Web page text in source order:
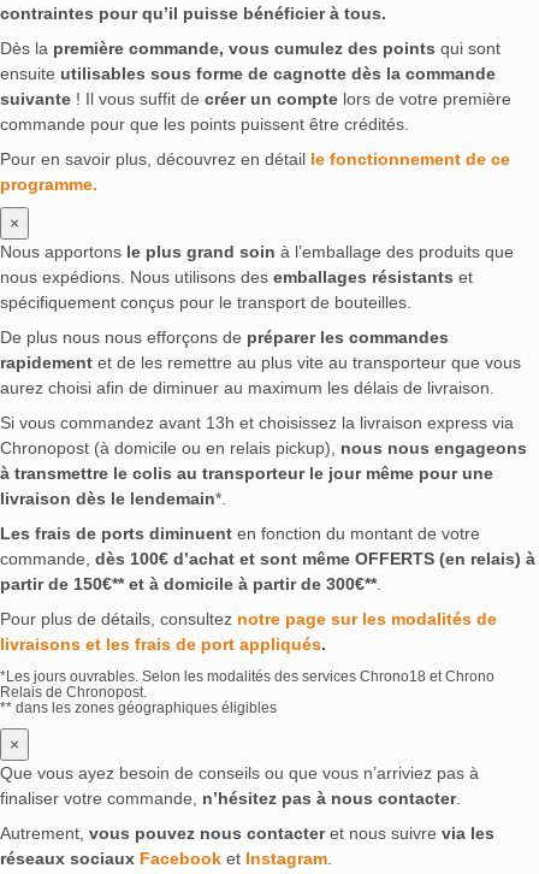
contraintes pour qu’il puisse bénéficier à tous.
Dès la première commande, vous cumulez des points qui sont
ensuite utilisables sous forme de cagnotte dès la commande
suivante ! Il vous suffit de créer un compte lors de votre première
commande pour que les points puissent être crédités.
Pour en savoir plus, découvrez en détail le fonctionnement de ce
programme.
×
Nous apportons le plus grand soin à l’emballage des produits que
nous expédions. Nous utilisons des emballages résistants et
spécifiquement conçus pour le transport de bouteilles.
De plus nous nous efforçons de préparer les commandes
rapidement et de les remettre au plus vite au transporteur que vous
aurez choisi afin de diminuer au maximum les délais de livraison.
Si vous commandez avant 13h et choisissez la livraison express via
Chronopost (à domicile ou en relais pickup), nous nous engageons
à transmettre le colis au transporteur le jour même pour une
livraison dès le lendemain*.
Les frais de ports diminuent en fonction du montant de votre
commande, dès 100€ d’achat et sont même OFFERTS (en relais) à
partir de 150€** et à domicile à partir de 300€**.
Pour plus de détails, consultez notre page sur les modalités de
livraisons et les frais de port appliqués.
*Les jours ouvrables. Selon les modalités des services Chrono18 et Chrono
Relais de Chronopost.
** dans les zones géographiques éligibles
×
Que vous ayez besoin de conseils ou que vous n’arriviez pas à
finaliser votre commande, n’hésitez pas à nous contacter.
Autrement, vous pouvez nous contacteret nous suivre via les
réseaux sociaux Facebook et Instagram.